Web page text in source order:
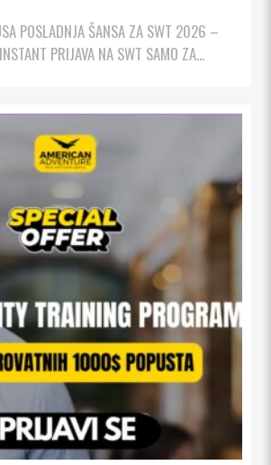
POSLADNJA ŠANSA ZA SWT 2026 –
PRIJAVA NA SWT SAMO ZA...